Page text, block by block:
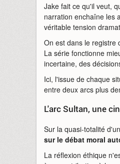
Jake fait ce qu'il veut,
narration enchaîne les
véritable tension
On est dans le registre
La série fonctionne
incertaine, des
Ici, l'issue de chaque
entre deux arcs plus
L'arc Sultan, une
Sur la quasi-totalité
sur le débat moral
La réflexion éthique